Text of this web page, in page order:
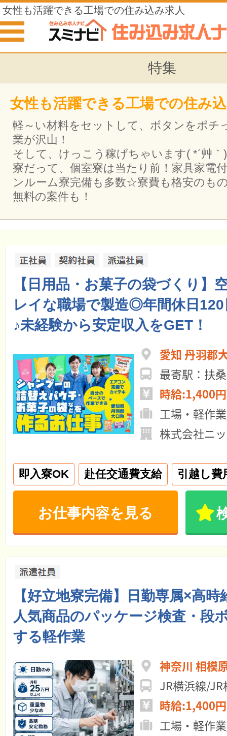
女性も活躍できる工場での住み込み求人
特集
女性も活躍できる工場での住み
軽～い材料をセットして、ボタンをポチ
業が沢山！
そして、けっこう稼げちゃいます( *´艸｀)
寮だって、個室寮は当たり前！家具家電
ンルーム寮完備も多数☆寮費も格安のも
無料の案件も！
【日用品・お菓子の袋づくり】
レイな職場で製造◎年間休日
♪未経験から安定収入をGET！
愛知 丹羽郡
最寄駅：扶
時給:1,400
工場・軽作
株式会社ニ
即入寮OK 赴任交通費支給 引越し費
お仕事内容を見る
【好立地寮完備】日勤専属×高
人気商品のパッケージ検査・段
する軽作業
神奈川 相模
JR横浜線/
時給:1,400
工場・軽作